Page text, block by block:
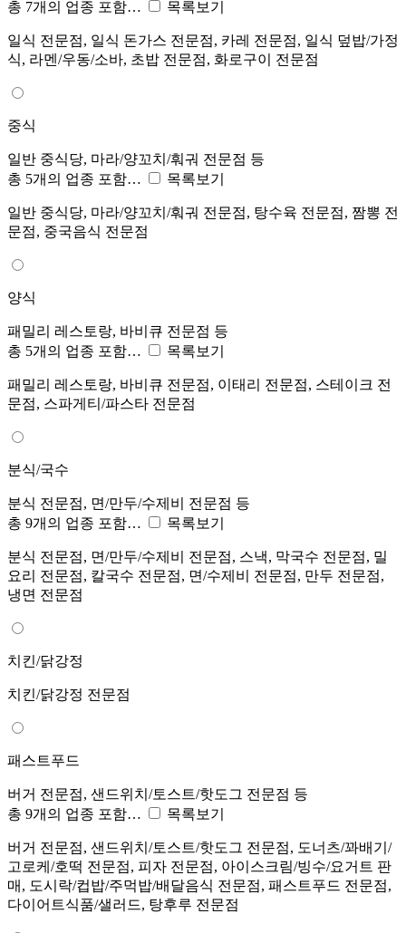
총 7개의 업종 포함… 목록보기
일식 전문점, 일식 돈가스 전문점, 카레 전문점, 일식 덮밥/가정
식, 라멘/우동/소바, 초밥 전문점, 화로구이 전문점
중식
일반 중식당, 마라/양꼬치/훠궈 전문점 등
총 5개의 업종 포함…
목록보기
일반 중식당, 마라/양꼬치/훠궈 전문점, 탕수육 전문점, 짬뽕 전
문점, 중국음식 전문점
양식
패밀리 레스토랑, 바비큐 전문점 등
총 5개의 업종 포함…
목록보기
패밀리 레스토랑, 바비큐 전문점, 이태리 전문점, 스테이크 전
문점, 스파게티/파스타 전문점
분식/국수
분식 전문점, 면/만두/수제비 전문점 등
총 9개의 업종 포함…
목록보기
분식 전문점, 면/만두/수제비 전문점, 스낵, 막국수 전문점, 밀
요리 전문점, 칼국수 전문점, 면/수제비 전문점, 만두 전문점,
냉면 전문점
치킨/닭강정
치킨/닭강정 전문점
패스트푸드
버거 전문점, 샌드위치/토스트/핫도그 전문점 등
총 9개의 업종 포함…
목록보기
버거 전문점, 샌드위치/토스트/핫도그 전문점, 도너츠/꽈배기/
고로케/호떡 전문점, 피자 전문점, 아이스크림/빙수/요거트 판
매, 도시락/컵밥/주먹밥/배달음식 전문점, 패스트푸드 전문점,
다이어트식품/샐러드, 탕후루 전문점